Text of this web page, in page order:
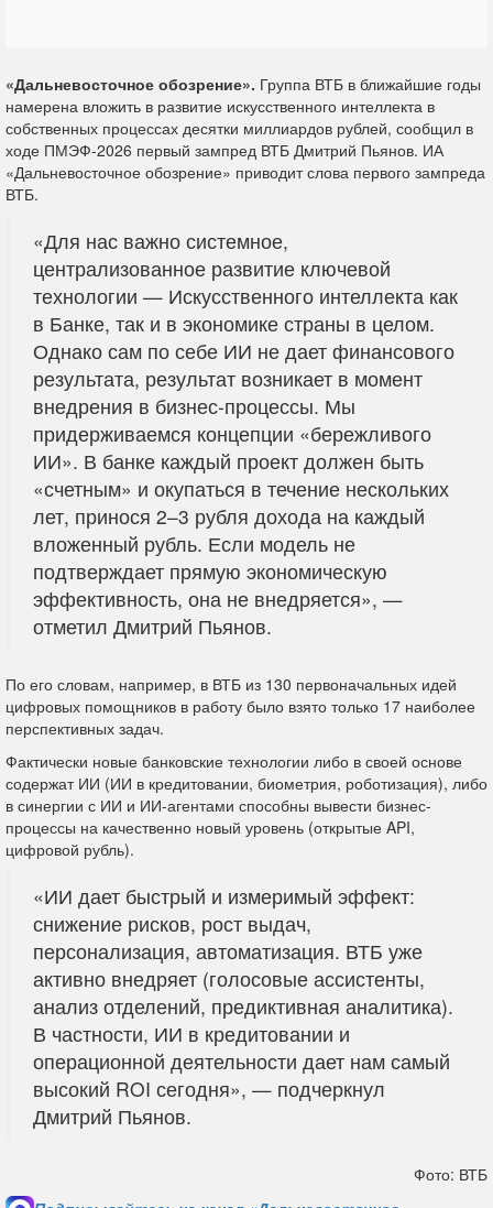
«Дальневосточное обозрение». Группа ВТБ в ближайшие годы
намерена вложить в развитие искусственного интеллекта в
собственных процессах десятки миллиардов рублей, сообщил в
ходе ПМЭФ-2026 первый зампред ВТБ Дмитрий Пьянов. ИА
«Дальневосточное обозрение» приводит слова первого зампреда
ВТБ.
«Для нас важно системное,
централизованное развитие ключевой
технологии — Искусственного интеллекта как
в Банке, так и в экономике страны в целом.
Однако сам по себе ИИ не дает финансового
результата, результат возникает в момент
внедрения в бизнес-процессы. Мы
придерживаемся концепции «бережливого
ИИ». В банке каждый проект должен быть
«счетным» и окупаться в течение нескольких
лет, принося 2–3 рубля дохода на каждый
вложенный рубль. Если модель не
подтверждает прямую экономическую
эффективность, она не внедряется», —
отметил Дмитрий Пьянов.
По его словам, например, в ВТБ из 130 первоначальных идей
цифровых помощников в работу было взято только 17 наиболее
перспективных задач.
Фактически новые банковские технологии либо в своей основе
содержат ИИ (ИИ в кредитовании, биометрия, роботизация), либо
в синергии с ИИ и ИИ-агентами способны вывести бизнес-
процессы на качественно новый уровень (открытые API,
цифровой рубль).
«ИИ дает быстрый и измеримый эффект:
снижение рисков, рост выдач,
персонализация, автоматизация. ВТБ уже
активно внедряет (голосовые ассистенты,
анализ отделений, предиктивная аналитика).
В частности, ИИ в кредитовании и
операционной деятельности дает нам самый
высокий ROI сегодня», — подчеркнул
Дмитрий Пьянов.
Фото: ВТБ